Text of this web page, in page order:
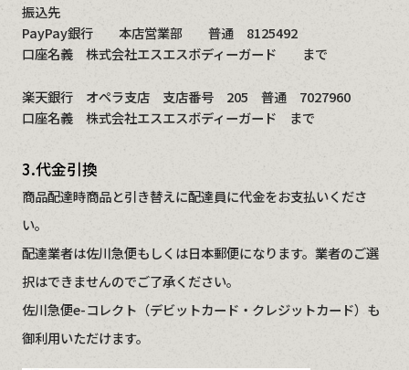
振込先
PayPay銀行 本店営業部 普通 8125492
口座名義 株式会社エスエスボディーガード まで
楽天銀行 オペラ支店 支店番号 205 普通 7027960
口座名義 株式会社エスエスボディーガード まで
3.代金引換
商品配達時商品と引き替えに配達員に代金をお支払いくださ
い。
配達業者は佐川急便もしくは日本郵便になります。業者のご選
択はできませんのでご了承ください。
佐川急便e-コレクト（デビットカード・クレジットカード）も
御利用いただけます。